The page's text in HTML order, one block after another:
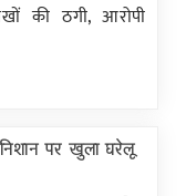
की ठगी, आरोपी
पर खुला घरेलू